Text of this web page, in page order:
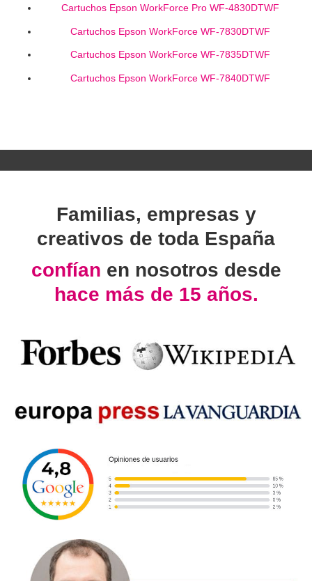
Cartuchos Epson WorkForce Pro WF-4830DTWF
Cartuchos Epson WorkForce WF-7830DTWF
Cartuchos Epson WorkForce WF-7835DTWF
Cartuchos Epson WorkForce WF-7840DTWF
Familias, empresas y
creativos de toda España
confían en nosotros desde
hace más de 15 años.